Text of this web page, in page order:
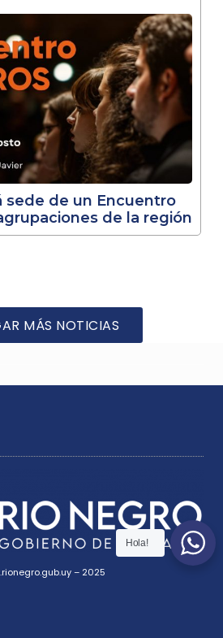
sede de un Encuentro
de la región
MÁS NOTICIAS
– 2025
Hola!